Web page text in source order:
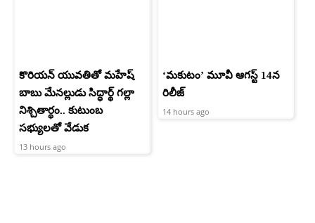
కొరియన్ యువతితో మహేష్
బాబు మేనల్లుడు సిద్ధార్థ్ గల్లా
నిశ్చితార్థం.. కుటుంబ
సభ్యులతో వేడుక
13 hours ago
‘మకుటం’ మూవీ ఆగస్ట్ 14న
రిలీజ్
14 hours ago